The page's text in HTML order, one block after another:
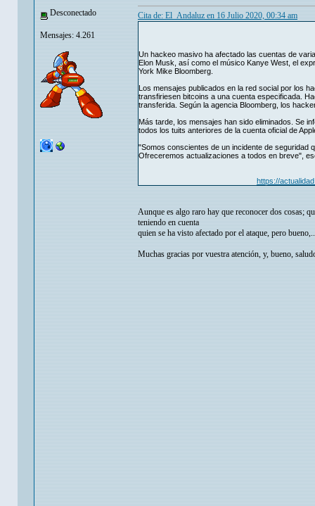
Desconectado
Mensajes: 4.261
Cita de: El_Andaluz en 16 Julio 2020, 00:34 am
Un hackeo masivo ha afectado las cuentas de
Elon Musk, así como el músico Kanye West, el
York Mike Bloomberg.
Los mensajes publicados en la red social por los
transfiriesen bitcoins a una cuenta especificada.
transferida. Según la agencia Bloomberg, los
Más tarde, los mensajes han sido eliminados. Se
todos los tuits anteriores de la cuenta oficial de
"Somos conscientes de un incidente de seguridad
Ofreceremos actualizaciones a todos en breve",
https://
Aunque es algo raro hay que reconocer dos cosas;
teniendo en cuenta
quien se ha visto afectado por el ataque, pero
Muchas gracias por vuestra atención, y, bueno,